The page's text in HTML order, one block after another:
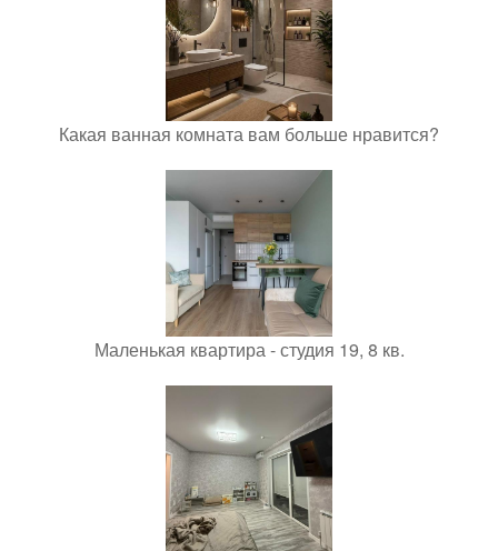
Какая ванная комната вам больше нравится?
Маленькая квартира - студия 19, 8 кв.